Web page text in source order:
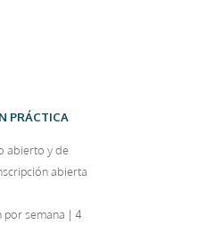
PRÁCTICA
abierto y de
abierta
por semana | 4